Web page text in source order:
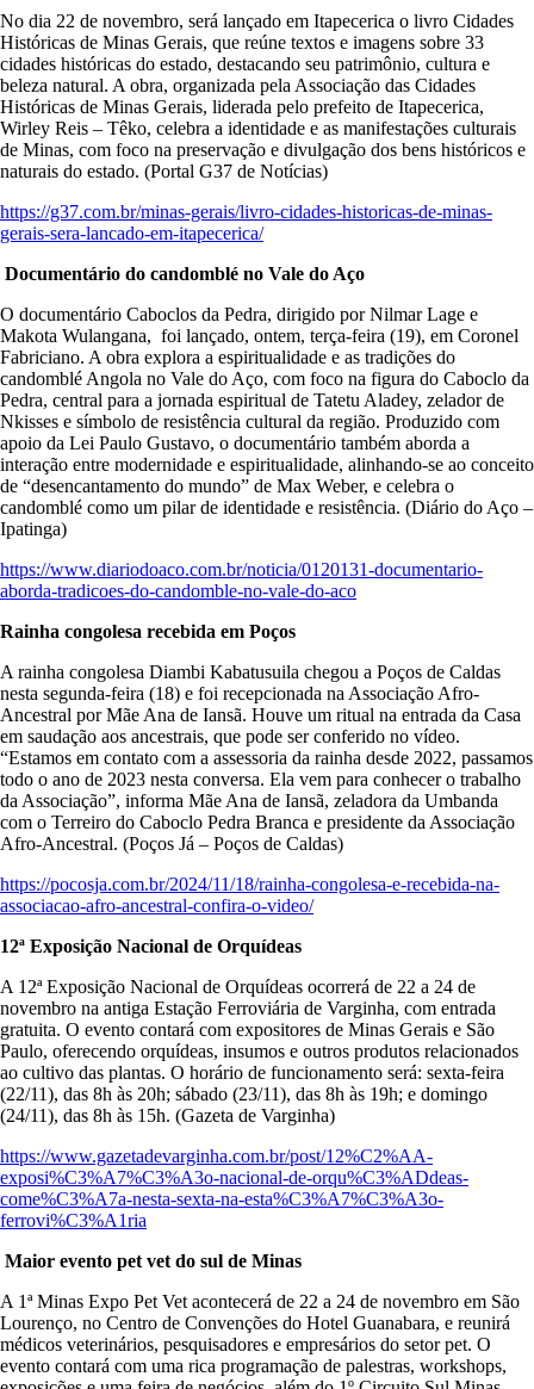
No dia 22 de novembro, será lançado em Itapecerica o livro Cidades
Históricas de Minas Gerais, que reúne textos e imagens sobre 33
cidades históricas do estado, destacando seu patrimônio, cultura e
beleza natural. A obra, organizada pela Associação das Cidades
Históricas de Minas Gerais, liderada pelo prefeito de Itapecerica,
Wirley Reis – Têko, celebra a identidade e as manifestações culturais
de Minas, com foco na preservação e divulgação dos bens históricos e
naturais do estado. (Portal G37 de Notícias)
https://g37.com.br/minas-gerais/livro-cidades-historicas-de-minas-
gerais-sera-lancado-em-itapecerica/
Documentário do candomblé no Vale do Aço
O documentário Caboclos da Pedra, dirigido por Nilmar Lage e
Makota Wulangana, foi lançado, ontem, terça-feira (19), em Coronel
Fabriciano. A obra explora a espiritualidade e as tradições do
candomblé Angola no Vale do Aço, com foco na figura do Caboclo da
Pedra, central para a jornada espiritual de Tatetu Aladey, zelador de
Nkisses e símbolo de resistência cultural da região. Produzido com
apoio da Lei Paulo Gustavo, o documentário também aborda a
interação entre modernidade e espiritualidade, alinhando-se ao conceito
de “desencantamento do mundo” de Max Weber, e celebra o
candomblé como um pilar de identidade e resistência. (Diário do Aço –
Ipatinga)
https://www.diariodoaco.com.br/noticia/0120131-documentario-
aborda-tradicoes-do-candomble-no-vale-do-aco
Rainha congolesa recebida em Poços
A rainha congolesa Diambi Kabatusuila chegou a Poços de Caldas
nesta segunda-feira (18) e foi recepcionada na Associação Afro-
Ancestral por Mãe Ana de Iansã. Houve um ritual na entrada da Casa
em saudação aos ancestrais, que pode ser conferido no vídeo.
“Estamos em contato com a assessoria da rainha desde 2022, passamos
todo o ano de 2023 nesta conversa. Ela vem para conhecer o trabalho
da Associação”, informa Mãe Ana de Iansã, zeladora da Umbanda
com o Terreiro do Caboclo Pedra Branca e presidente da Associação
Afro-Ancestral. (Poços Já – Poços de Caldas)
https://pocosja.com.br/2024/11/18/rainha-congolesa-e-recebida-na-
associacao-afro-ancestral-confira-o-video/
12ª Exposição Nacional de Orquídeas
A 12ª Exposição Nacional de Orquídeas ocorrerá de 22 a 24 de
novembro na antiga Estação Ferroviária de Varginha, com entrada
gratuita. O evento contará com expositores de Minas Gerais e São
Paulo, oferecendo orquídeas, insumos e outros produtos relacionados
ao cultivo das plantas. O horário de funcionamento será: sexta-feira
(22/11), das 8h às 20h; sábado (23/11), das 8h às 19h; e domingo
(24/11), das 8h às 15h. (Gazeta de Varginha)
https://www.gazetadevarginha.com.br/post/12%C2%AA-
exposi%C3%A7%C3%A3o-nacional-de-orqu%C3%ADdeas-
come%C3%A7a-nesta-sexta-na-esta%C3%A7%C3%A3o-
ferrovi%C3%A1ria
Maior evento pet vet do sul de Minas
A 1ª Minas Expo Pet Vet acontecerá de 22 a 24 de novembro em São
Lourenço, no Centro de Convenções do Hotel Guanabara, e reunirá
médicos veterinários, pesquisadores e empresários do setor pet. O
evento contará com uma rica programação de palestras, workshops,